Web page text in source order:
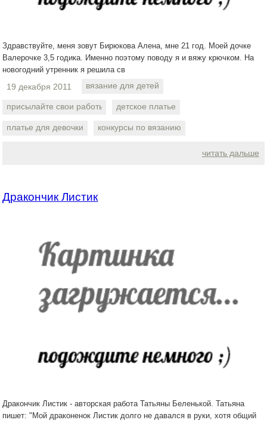
Здравствуйте, меня зовут Бирюкова Алена, мне 21 год. Моей дочке
Валерочке 3,5 годика. Именно поэтому поводу я и вяжу крючком. На
новогодний утренник я решила св
19 декабря 2011 вязание для детей
присылайте свои работы детское платье
платье для девочки конкурсы по вязанию
читать дальше
Дракончик Листик
Дракончик Листик - авторская работа Татьяны Беленькой. Татьяна
пишет: "Мой драконенок Листик долго не давался в руки, хотя общий